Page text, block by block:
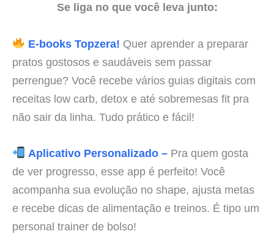
Se liga no que você leva junto:
E-books Topzera! Quer aprender a preparar
pratos gostosos e saudáveis sem passar
perrengue? Você recebe vários guias digitais com
receitas low carb, detox e até sobremesas fit pra
não sair da linha. Tudo prático e fácil!
Aplicativo Personalizado –Pra quem gosta
de ver progresso, esse app é perfeito! Você
acompanha sua evolução no shape, ajusta metas
e recebe dicas de alimentação e treinos. É tipo um
personal trainer de bolso!